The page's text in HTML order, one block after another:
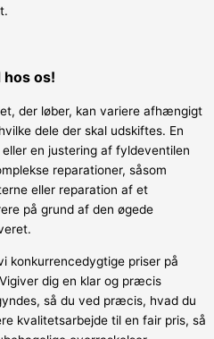
os!
der løber, kan variere afhængigt
dele der skal udskiftes. En
en justering af fyldeventilen
reparationer, såsom
eller reparation af et
på grund af den øgede
konkurrencedygtige priser på
dig en klar og præcis
så du ved præcis, hvad du
kvalitetsarbejde til en fair pris, så